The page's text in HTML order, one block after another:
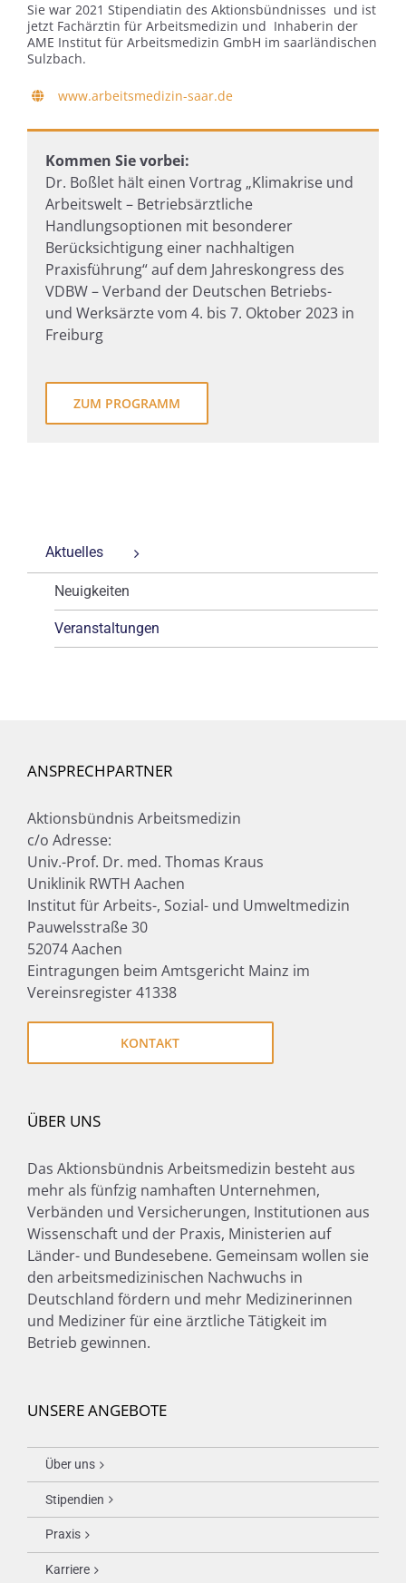
Sie war 2021 Stipendiatin des Aktionsbündnisses und ist
jetzt Fachärztin für Arbeitsmedizin und Inhaberin der
AME Institut für Arbeitsmedizin GmbH im saarländischen
Sulzbach.
www.arbeitsmedizin-saar.de
Kommen Sie vorbei:
Dr. Boßlet hält einen Vortrag „Klimakrise und
Arbeitswelt – Betriebsärztliche
Handlungsoptionen mit besonderer
Berücksichtigung einer nachhaltigen
Praxisführung“ auf dem Jahreskongress des
VDBW – Verband der Deutschen Betriebs-
und Werksärzte vom 4. bis 7. Oktober 2023 in
Freiburg
ZUM PROGRAMM
Aktuelles
Neuigkeiten
Veranstaltungen
ANSPRECHPARTNER
Aktionsbündnis Arbeitsmedizin
c/o Adresse:
Univ.-Prof. Dr. med. Thomas Kraus
Uniklinik RWTH Aachen
Institut für Arbeits-, Sozial- und Umweltmedizin
Pauwelsstraße 30
52074 Aachen
Eintragungen beim Amtsgericht Mainz im
Vereinsregister 41338
KONTAKT
ÜBER UNS
Das Aktionsbündnis Arbeitsmedizin besteht aus
mehr als fünfzig namhaften Unternehmen,
Verbänden und Versicherungen, Institutionen aus
Wissenschaft und der Praxis, Ministerien auf
Länder- und Bundesebene. Gemeinsam wollen sie
den arbeitsmedizinischen Nachwuchs in
Deutschland fördern und mehr Medizinerinnen
und Mediziner für eine ärztliche Tätigkeit im
Betrieb gewinnen.
UNSERE ANGEBOTE
Über uns
Stipendien
Praxis
Karriere